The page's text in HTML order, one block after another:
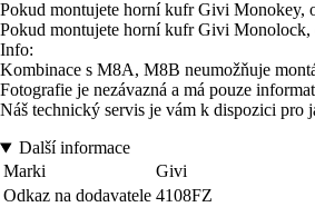
Pokud montujete horní kufr Givi Monokey,
Pokud montujete horní kufr Givi
Info:
Kombinace s M8A, M8B neumožňuje
Fotografie je nezávazná a má pouze
Náš technický servis je vám k dispozici pro
Další informace
Marki
Givi
Odkaz na dodavatele 4108FZ